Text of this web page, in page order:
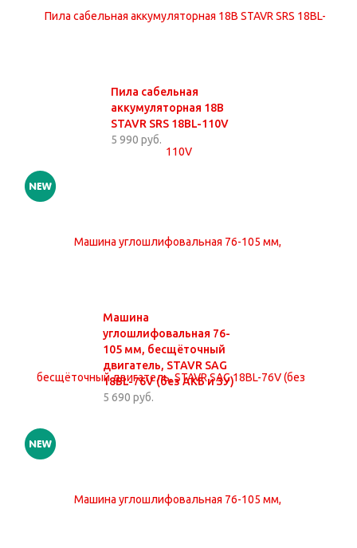
Пила сабельная
аккумуляторная 18В
STAVR SRS 18BL-110V
5 990 руб.
Машина
углошлифовальная 76-
105 мм, бесщёточный
двигатель, STAVR SAG
18BL-76V (без АКБ и ЗУ)
5 690 руб.